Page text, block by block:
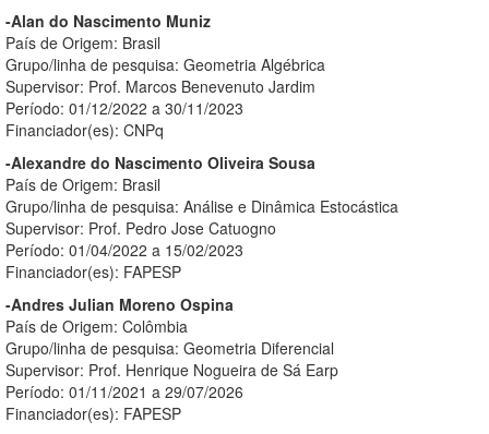
-Alan do Nascimento Muniz
País de Origem: Brasil
Grupo/linha de pesquisa: Geometria Algébrica
Supervisor: Prof. Marcos Benevenuto Jardim
Período: 01/12/2022 a 30/11/2023
Financiador(es): CNPq
-Alexandre do Nascimento Oliveira Sousa
País de Origem: Brasil
Grupo/linha de pesquisa: Análise e Dinâmica Estocástica
Supervisor: Prof. Pedro Jose Catuogno
Período: 01/04/2022 a 15/02/2023
Financiador(es): FAPESP
-Andres Julian Moreno Ospina
País de Origem: Colômbia
Grupo/linha de pesquisa: Geometria Diferencial
Supervisor: Prof. Henrique Nogueira de Sá Earp
Período: 01/11/2021 a 29/07/2026
Financiador(es): FAPESP